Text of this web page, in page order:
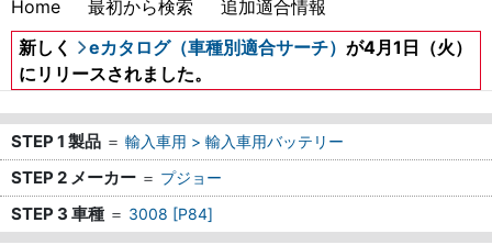
Home 最初から検索
追加適合情報
新しく
eカタログ（車種別適合サーチ） が4月1日（火）
にリリースされました。
STEP 1 製品 ＝ 輸入車用 > 輸入車用バッテリー
STEP 2 メーカー ＝ プジョー
STEP 3 車種 ＝ 3008 [P84]